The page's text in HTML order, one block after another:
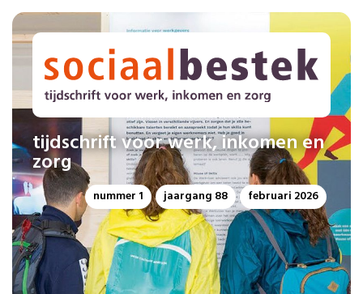
tijdschrift voor werk, inkomen en
zorg
nummer 1 jaargang 88 februari 2026